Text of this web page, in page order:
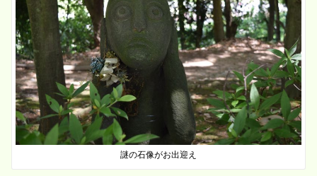
謎の石像がお出迎え